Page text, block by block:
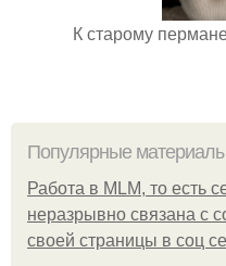
К старому
Популярные
Работа в MLM, то есть
неразрывно связана с
своей страницы в соц